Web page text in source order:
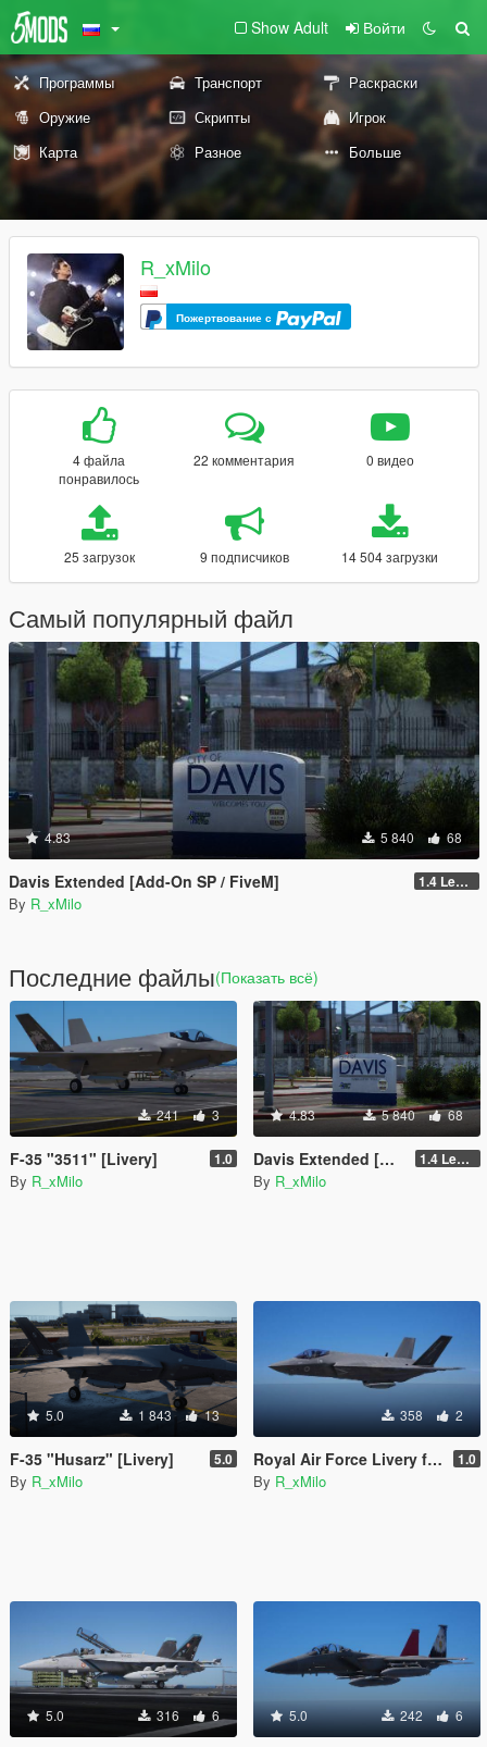
Show Adult Войти
Программы Транспорт
Раскраски
Оружие
Скрипты
Игрок
Карта
Разное Больше
R_xMilo
Пожертвование с
4 файла
понравилось
22 комментария 0 видео
25 загрузок 9 подписчиков 14 504 загрузки
Самый популярный файл
4.83 5 840 68
Davis Extended [Add-On SP / FiveM] 1.4 Legacy
By R_xMilo
Последние файлы(Показать всё)
241 3
F-35 "3511" [Livery] 1.0
By R_xMilo
4.83 5 840 68
Davis Extended [Add-On SP / FiveM] 1.4 Legacy
By R_xMilo
5.0 1 843 13
F-35 "Husarz" [Livery] 5.0
By R_xMilo
358 2
Royal Air Force Livery for F-35C Lightning II [Livery] 1.0
By R_xMilo
5.0 316 6 5.0 242 6